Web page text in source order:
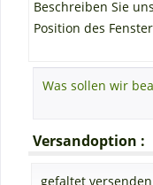
Beschreiben Sie
Position des
Versandoption :